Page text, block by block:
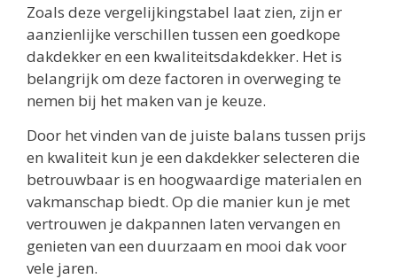
Zoals deze vergelijkingstabel laat zien, zijn er
aanzienlijke verschillen tussen een goedkope
dakdekker en een kwaliteitsdakdekker. Het is
belangrijk om deze factoren in overweging te
nemen bij het maken van je keuze.
Door het vinden van de juiste balans tussen prijs
en kwaliteit kun je een dakdekker selecteren die
betrouwbaar is en hoogwaardige materialen en
vakmanschap biedt. Op die manier kun je met
vertrouwen je dakpannen laten vervangen en
genieten van een duurzaam en mooi dak voor
vele jaren.